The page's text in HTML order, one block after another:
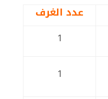
عدد الغرف
1
1